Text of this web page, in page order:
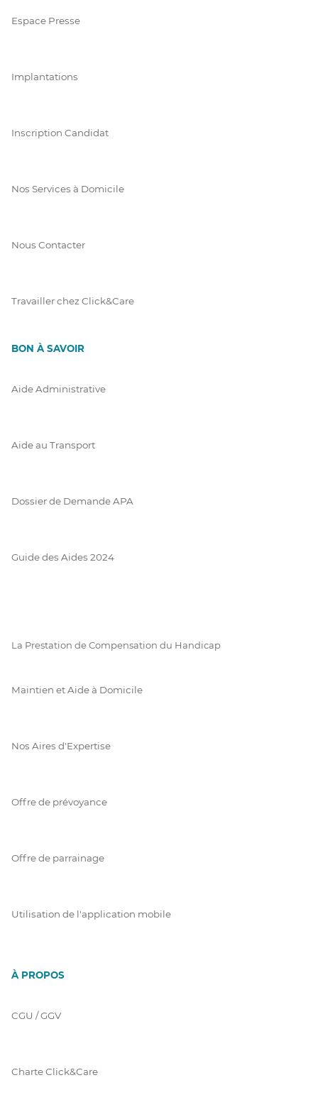
Espace Presse
Implantations
Inscription Candidat
Nos Services à Domicile
Nous Contacter
Travailler chez Click&Care
BON À SAVOIR
Aide Administrative
Aide au Transport
Dossier de Demande APA
Guide des Aides 2024
La Prestation de Compensation du Handicap
Maintien et Aide à Domicile
Nos Aires d'Expertise
Offre de prévoyance
Offre de parrainage
Utilisation de l'application mobile
À PROPOS
CGU / GGV
Charte Click&Care